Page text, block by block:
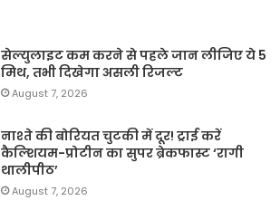
सेल्युलाइट कम करने से पहले जान लीजिए ये 5
मिथ, तभी दिखेगा असली रिजल्ट
August 7, 2026
नाश्ते की बोरियत चुटकी में दूर! ट्राई करें
कैल्शियम-प्रोटीन का सुपर ब्रेकफास्ट ‘रागी
थालीपीठ’
August 7, 2026